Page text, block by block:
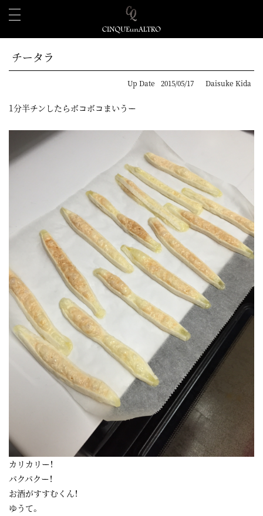
チータラ
Up Date 2015/05/17 Daisuke Kida
1分半チンしたらボコボコまいうー
カリカリー！
パクパクー！
お酒がすすむくん！
ゆうて。